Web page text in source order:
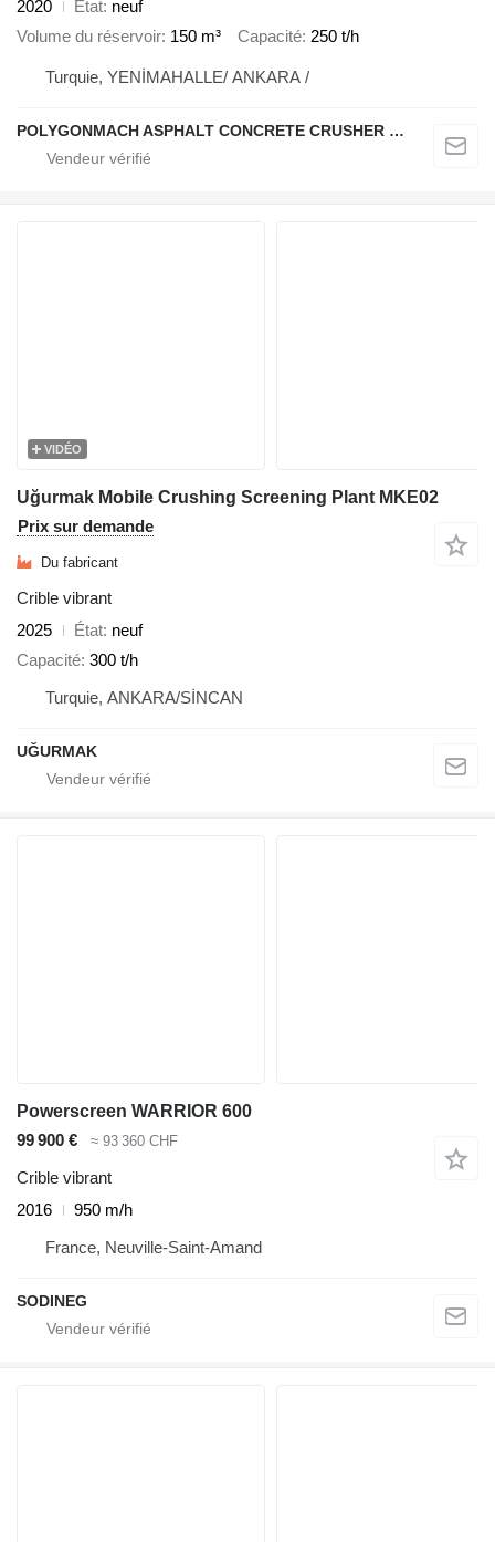
2020
État neuf
Volume du réservoir 150 m³ Capacité 250 t/h
Turquie, YENİMAHALLE/ ANKARA /
POLYGONMACH ASPHALT CONCRETE CRUSHER SYSTEMS
VIDÉO
Uğurmak Mobile Crushing Screening Plant MKE02
Prix sur demande
Du fabricant
Crible vibrant
2025
État neuf
Capacité 300 t/h
Turquie, ANKARA/SİNCAN
UĞURMAK
Powerscreen WARRIOR 600
99 900 €
≈ 93 360 CHF
Crible vibrant
2016
950 m/h
France, Neuville-Saint-Amand
SODINEG